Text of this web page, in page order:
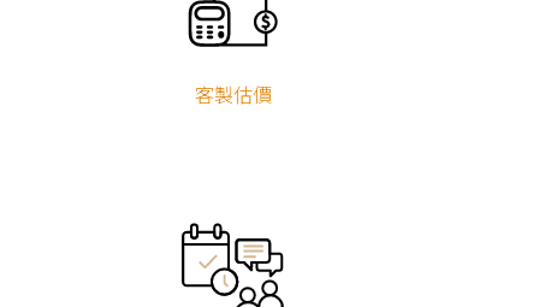
客製估價